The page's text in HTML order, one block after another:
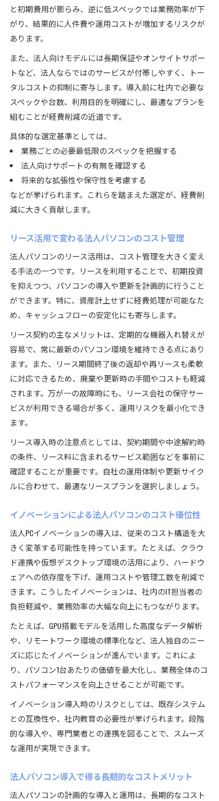
と初期費用が膨らみ、逆に低スペックでは業務効率が下
がり、結果的に人件費や運用コストが増加するリスクが
あります。
また、法人向けモデルには長期保証やオンサイトサポー
トなど、法人ならではのサービスが付帯しやすく、トー
タルコストの抑制に寄与します。導入前に社内で必要な
スペックや台数、利用目的を明確にし、最適なプランを
組むことが経費削減の近道です。
具体的な選定基準としては、
業務ごとの必要最低限のスペックを把握する
法人向けサポートの有無を確認する
将来的な拡張性や保守性を考慮する
などが挙げられます。これらを踏まえた選定が、経費削
減に大きく貢献します。
リース活用で変わる法人パソコンのコスト管理
法人パソコンのリース活用は、コスト管理を大きく変え
る手法の一つです。リースを利用することで、初期投資
を抑えつつ、パソコンの導入や更新を計画的に行うこと
ができます。特に、資産計上せずに経費処理が可能なた
め、キャッシュフローの安定化にも寄与します。
リース契約の主なメリットは、定期的な機器入れ替えが
容易で、常に最新のパソコン環境を維持できる点にあり
ます。また、リース期間終了後の返却や再リースも柔軟
に対応できるため、廃棄や更新時の手間やコストも軽減
されます。万が一の故障時にも、リース会社の保守サー
ビスが利用できる場合が多く、運用リスクを最小化でき
ます。
リース導入時の注意点としては、契約期間や中途解約時
の条件、リース料に含まれるサービス範囲などを事前に
確認することが重要です。自社の運用体制や更新サイク
ルに合わせて、最適なリースプランを選択しましょう。
イノベーションによる法人パソコンのコスト優位性
法人PCイノベーションの導入は、従来のコスト構造を大
きく変革する可能性を持っています。たとえば、クラウ
ド連携や仮想デスクトップ環境の活用により、ハードウ
ェアへの依存度を下げ、運用コストや管理工数を削減で
きます。こうしたイノベーションは、社内のIT担当者の
負担軽減や、業務効率の大幅な向上にもつながります。
たとえば、GPU搭載モデルを活用した高度なデータ解析
や、リモートワーク環境の標準化など、法人独自のニー
ズに応じたイノベーションが進んでいます。これによ
り、パソコン1台あたりの価値を最大化し、業務全体のコ
ストパフォーマンスを向上させることが可能です。
イノベーション導入時のリスクとしては、既存システム
との互換性や、社内教育の必要性が挙げられます。段階
的な導入や、専門業者との連携を図ることで、スムーズ
な運用が実現できます。
法人パソコン導入で得る長期的なコストメリット
法人パソコンの計画的な導入と運用は、長期的なコスト